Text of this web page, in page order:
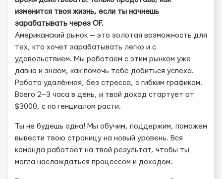
изменится твоя жизнь, если ты начнешь
зарабатывать через OF.
Американский рынок — это золотая возможность для
тех, кто хочет зарабатывать легко и с
удовольствием. Мы работаем с этим рынком уже
давно и знаем, как помочь тебе добиться успеха.
Работа удалённая, без стресса, с гибким графиком.
Всего 2–3 часа в день, и твой доход стартует от
$3000, с потенциалом расти.
Ты не будешь одна! Мы обучим, поддержим, поможем
вывести твою страницу на новый уровень. Вся
команда работает на твой результат, чтобы ты
могла наслаждаться процессом и доходом.